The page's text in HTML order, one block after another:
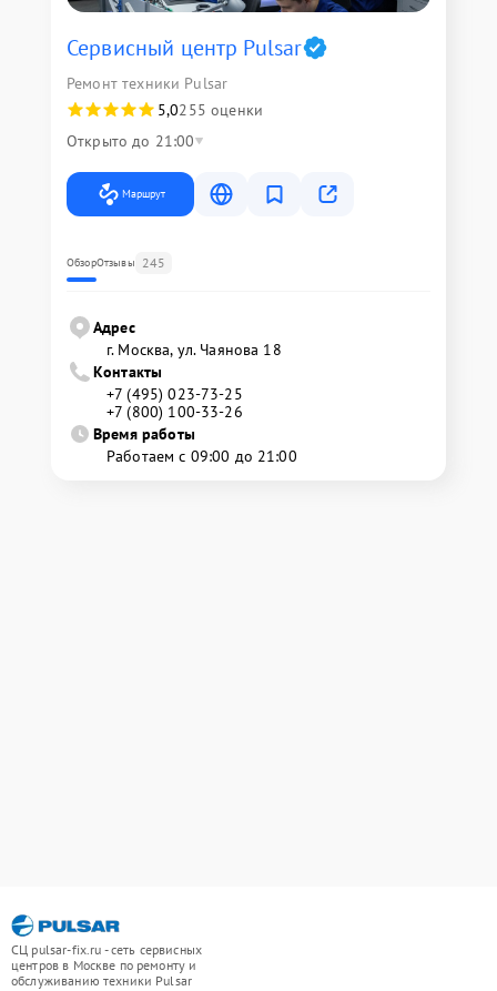
Сервисный центр Pulsar
Ремонт техники Pulsar
5,0255 оценки
Открыто до 21:00
Маршрут
ОбзорОтзывы 245
Адрес
г. Москва, ул. Чаянова 18
Контакты
+7 (495) 023-73-25
+7 (800) 100-33-26
Время работы
Работаем с 09:00 до 21:00
СЦ pulsar-fix.ru - сеть сервисных
центров в Москве по ремонту и
обслуживанию техники Pulsar